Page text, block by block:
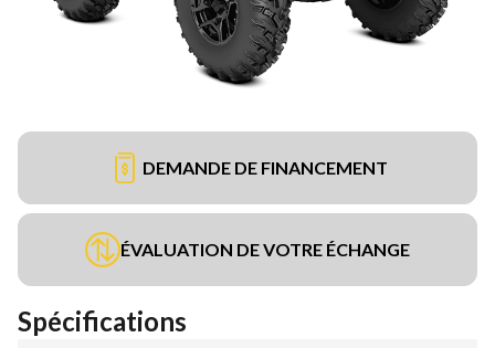
DEMANDE DE FINANCEMENT
ÉVALUATION DE VOTRE ÉCHANGE
Spécifications